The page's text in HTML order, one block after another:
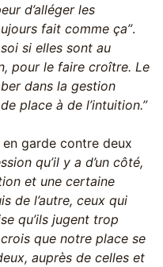
d’alléger les
fait comme ça”.
si elles sont au
pour le faire croître. Le
dans la gestion
place à de l’intuition.”
garde contre deux
qu’il y a d’un côté,
et une certaine
de l’autre, ceux qui
qu’ils jugent trop
que notre place se
auprès de celles et